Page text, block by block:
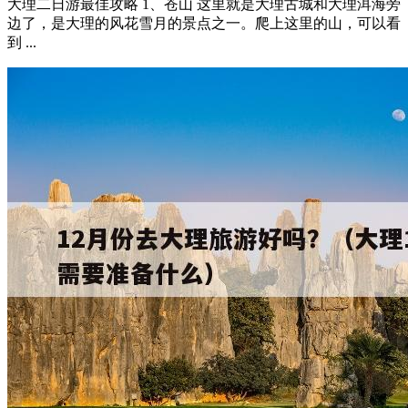
大理二日游最佳攻略 1、苍山 这里就是大理古城和大理洱海旁
边了，是大理的风花雪月的景点之一。爬上这里的山，可以看
到 ...